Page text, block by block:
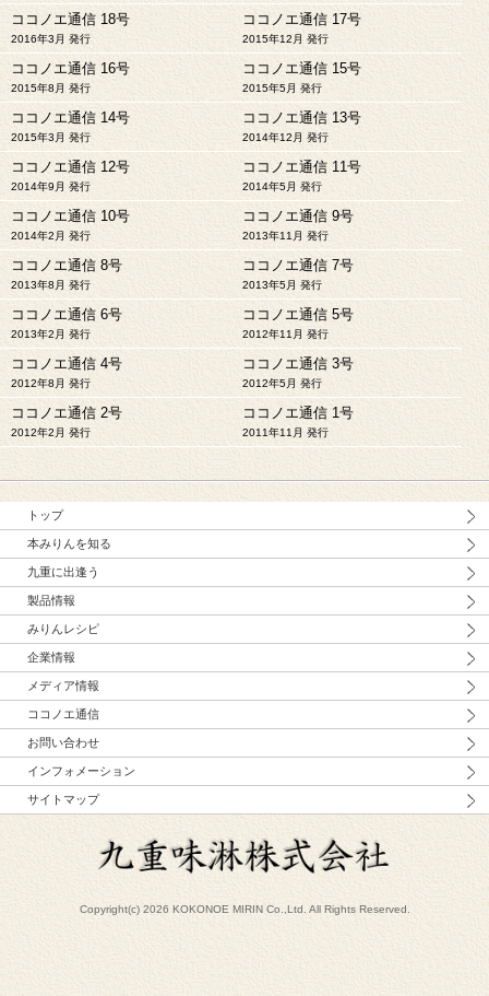
ココノエ通信 18号
2016年3月 発行
ココノエ通信 17号
2015年12月 発行
ココノエ通信 16号
2015年8月 発行
ココノエ通信 15号
2015年5月 発行
ココノエ通信 14号
2015年3月 発行
ココノエ通信 13号
2014年12月 発行
ココノエ通信 12号
2014年9月 発行
ココノエ通信 11号
2014年5月 発行
ココノエ通信 10号
2014年2月 発行
ココノエ通信 9号
2013年11月 発行
ココノエ通信 8号
2013年8月 発行
ココノエ通信 7号
2013年5月 発行
ココノエ通信 6号
2013年2月 発行
ココノエ通信 5号
2012年11月 発行
ココノエ通信 4号
2012年8月 発行
ココノエ通信 3号
2012年5月 発行
ココノエ通信 2号
2012年2月 発行
ココノエ通信 1号
2011年11月 発行
トップ
本みりんを知る
九重に出逢う
製品情報
みりんレシピ
企業情報
メディア情報
ココノエ通信
お問い合わせ
インフォメーション
サイトマップ
Copyright(c) 2026 KOKONOE MIRIN Co.,Ltd. All Rights Reserved.